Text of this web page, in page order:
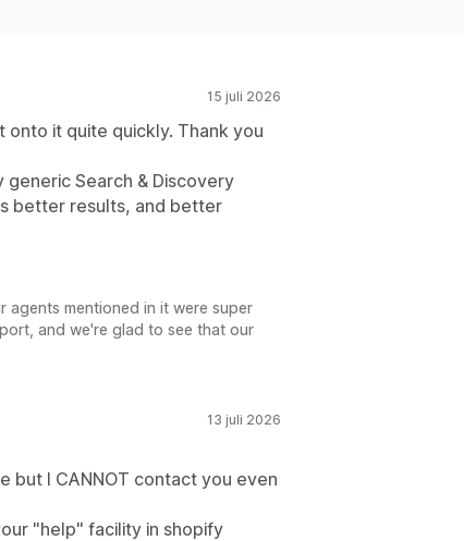
15 juli 2026
it quite quickly. Thank you
Search & Discovery
better results, and better
agents mentioned in it were super
and we're glad to see that our
13 juli 2026
but I CANNOT contact you even
"help" facility in shopify